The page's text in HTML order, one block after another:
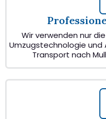
Wir verwenden nur
Umzugstechnologie und
Transport nach